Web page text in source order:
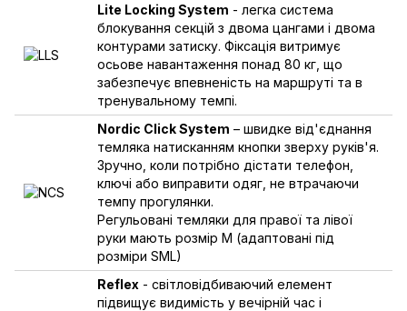
Lite Locking System - легка система
блокування секцій з двома цангами і двома
контурами затиску. Фіксація витримує
осьове навантаження понад 80 кг, що
забезпечує впевненість на маршруті та в
тренувальному темпі.
Nordic Click System – швидке від'єднання
темляка натисканням кнопки зверху руків'я.
Зручно, коли потрібно дістати телефон,
ключі або виправити одяг, не втрачаючи
темпу прогулянки.
Регульовані темляки для правої та лівої
руки мають розмір M (адаптовані під
розміри SML)
Reflex - світловідбиваючий елемент
підвищує видимість у вечірній час і